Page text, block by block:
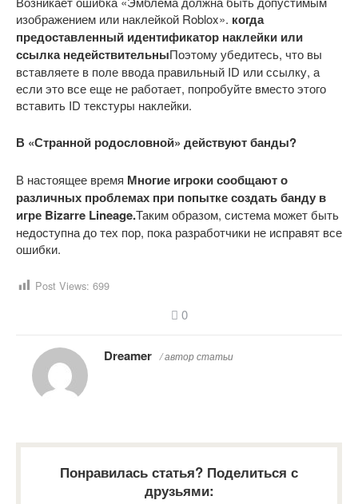
изображением или наклейкой Roblox». когда
предоставленный идентификатор наклейки или
ссылка недействительныПоэтому убедитесь, что вы
вставляете в поле ввода правильный ID или ссылку, а
если это все еще не работает, попробуйте вместо этого
вставить ID текстуры наклейки.
В «Странной родословной» действуют банды?
В настоящее время Многие игроки сообщают о
различных проблемах при попытке создать банду в
игре Bizarre Lineage.Таким образом, система может быть
недоступна до тех пор, пока разработчики не исправят все
ошибки.
Post Views: 699
0
Dreamer / автор статьи
Понравилась статья? Поделиться с
друзьями: